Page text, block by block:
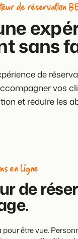
de réservation
sans
de
vos
et réduire les
en ligne
de
être vue.